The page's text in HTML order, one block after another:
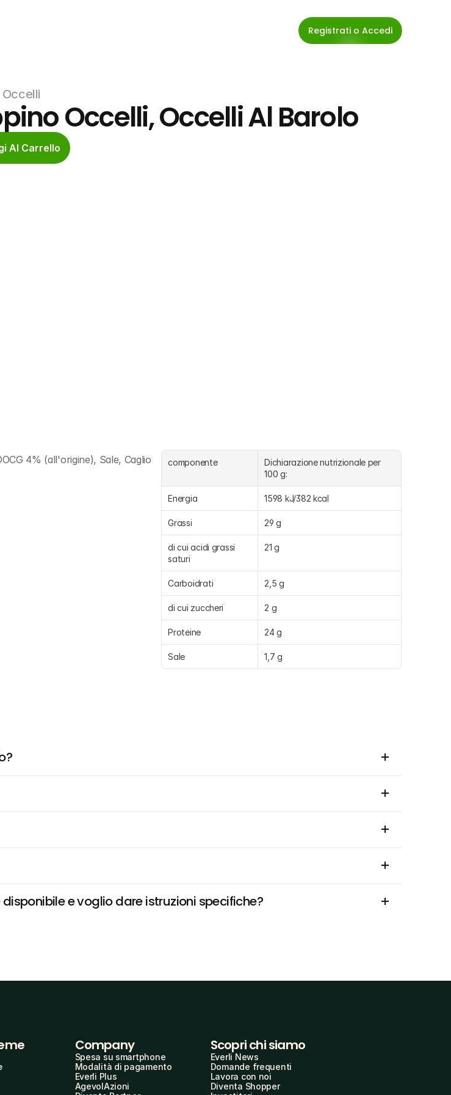
Registrati o Accedi
Occelli
Occelli, Occelli Al Barolo
Al Carrello
4% (all'origine), Sale, Caglio componente
Dichiarazione nutrizionale per
100 g:
Energia 1598 kJ/382 kcal
Grassi 29 g
di cui acidi grassi
saturi
21 g
Carboidrati 2,5 g
di cui zuccheri 2 g
Proteine 24 g
Sale 1,7 g
e voglio dare istruzioni specifiche?
Company
Spesa su smartphone
Modalità di pagamento
Everli Plus
AgevolAzioni
Scopri chi siamo
Everli News
Domande frequenti
Lavora con noi
Diventa Shopper